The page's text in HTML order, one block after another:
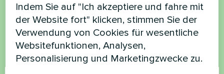
Kontaktieren Sie uns und wir werden Ihnen
helfen
Name
Indem Sie auf "Ich akzeptiere und fahre mit
der Website fort" klicken, stimmen Sie der
Verwendung von Cookies für wesentliche
Websitefunktionen, Analysen,
Personalisierung und Marketingzwecke zu.